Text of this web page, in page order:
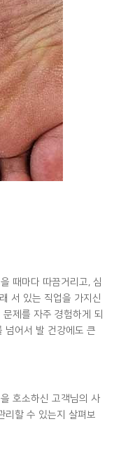
때마다 따끔거리고, 심
서 있는 직업을 가지신
제를 자주 경험하게 되
넘어서 발 건강에도 큰
호소하신 고객님의 사
리할 수 있는지 살펴보